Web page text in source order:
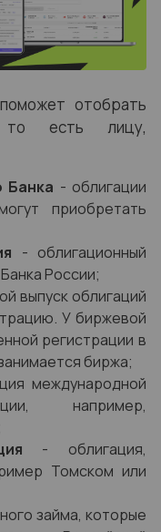
поможет отобрать
то есть лицу,
Банка - облигации
приобретать
- облигационный
России;
выпуск облигаций
У биржевой
регистрации в
биржа;
международной
например,
- облигация,
Томском или
займа, которые